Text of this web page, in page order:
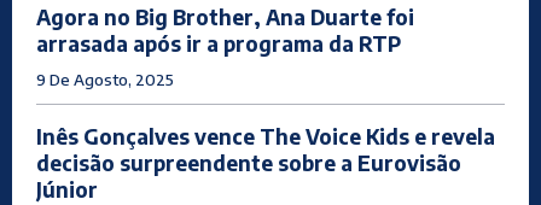
Agora no Big Brother, Ana Duarte foi
arrasada após ir a programa da RTP
9 De Agosto, 2025
Inês Gonçalves vence The Voice Kids e revela
decisão surpreendente sobre a Eurovisão
Júnior